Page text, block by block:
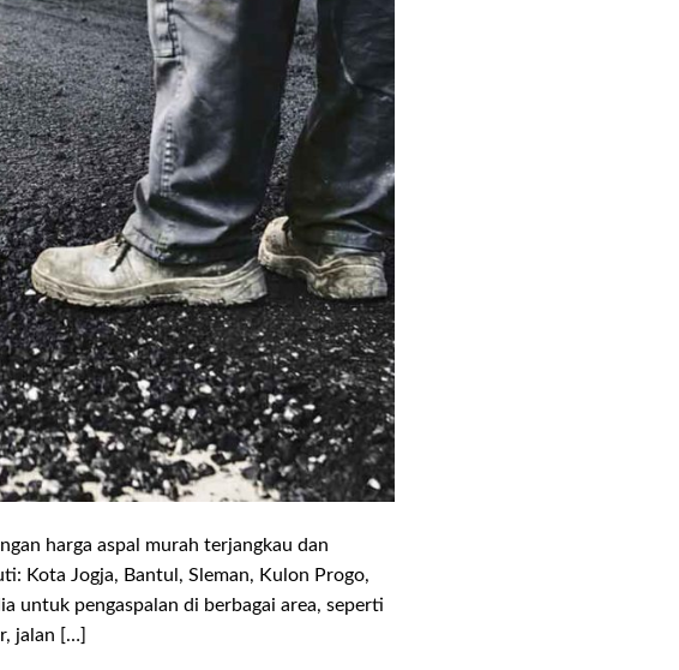
harga aspal murah terjangkau dan
Kota Jogja, Bantul, Sleman, Kulon Progo,
untuk pengaspalan di berbagai area, seperti
jalan […]